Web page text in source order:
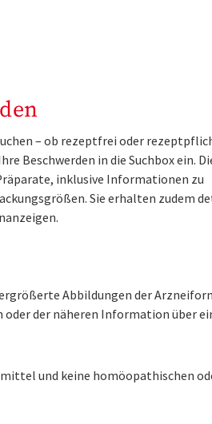
– ob rezeptfrei oder
Beschwerden in die Suchbox ein.
inklusive Informationen zu
Sie erhalten zudem
Abbildungen der
der näheren Information über
und keine homöopathischen